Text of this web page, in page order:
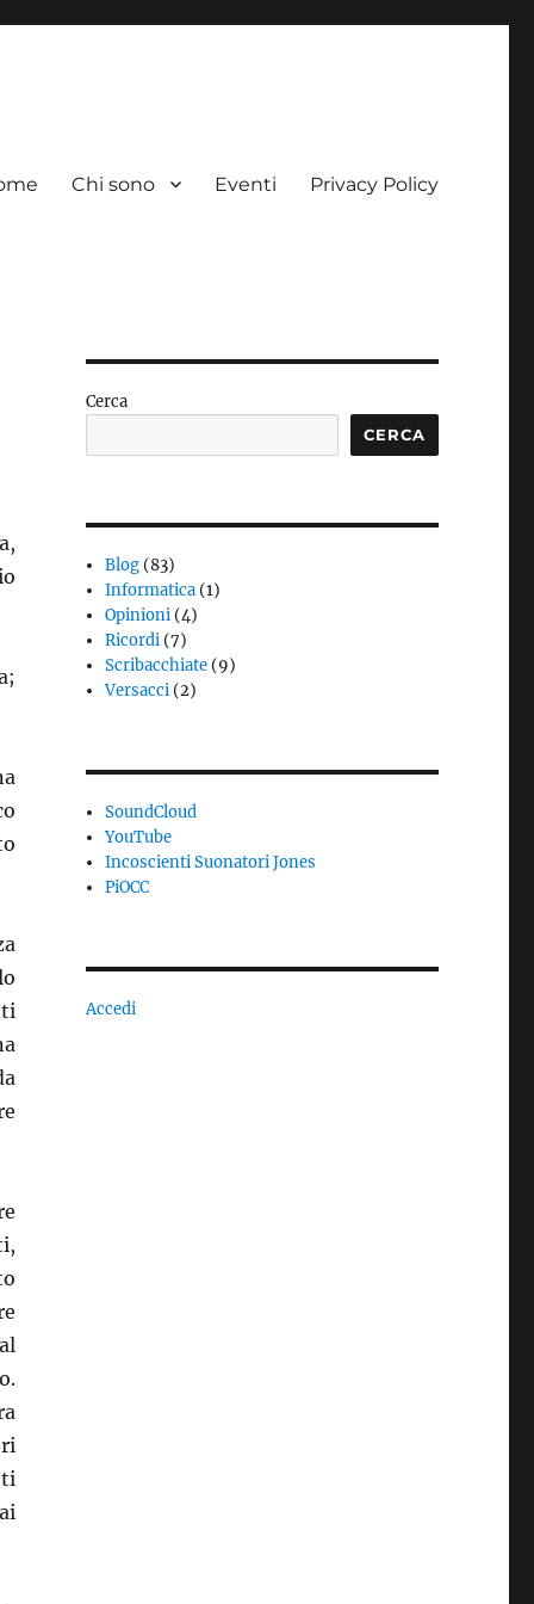
Chi sono Eventi Privacy Policy
ti
Cerca
CERCA
Blog (83)
Informatica (1)
Opinioni (4)
Ricordi (7)
Scribacchiate (9)
Versacci (2)
SoundCloud
YouTube
Incoscienti Suonatori Jones
PiOCC
Accedi